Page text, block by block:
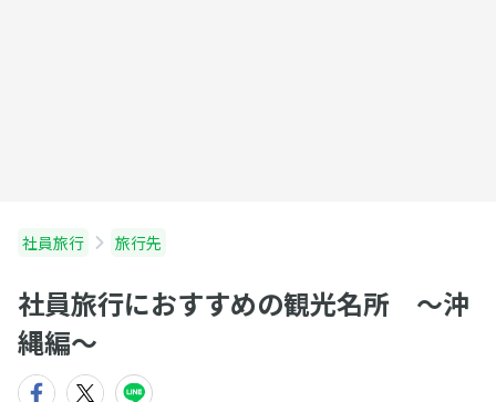
社員旅行 旅行先
社員旅行におすすめの観光名所 〜沖
縄編〜